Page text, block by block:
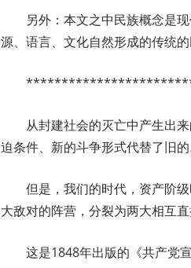
另外：本文之中民族概念是
源、语言、文化自然形成的传统的
从封建社会的灭亡中产生出
迫条件、新的斗争形式代替了旧的
但是，我们的时代，资产阶
大敌对的阵营，分裂为两大相互
这是1848年出版的《共产党